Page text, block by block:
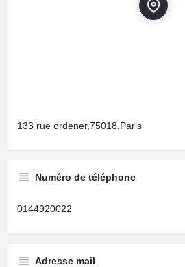
133 rue ordener,75018,Paris
Numéro de téléphone
0144920022
Adresse mail